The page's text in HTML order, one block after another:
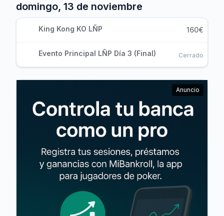
domingo, 13 de noviembre
King Kong KO LÑP 160€
Evento Principal LÑP Día 3 (Final) Cerrado
Anuncio